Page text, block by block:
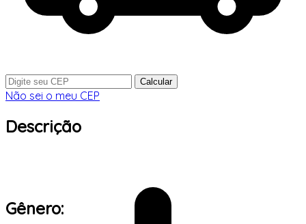
Calcular
Não sei o meu CEP
Descrição
Gênero: